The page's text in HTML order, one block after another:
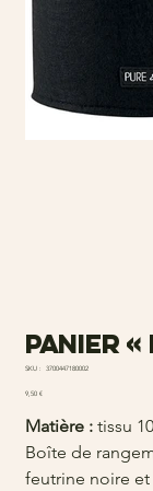
Panier
SKU :
SKU
3700447180002
Prix
9,50 €
Matière :tissu
Boîte de
feutrine noire et